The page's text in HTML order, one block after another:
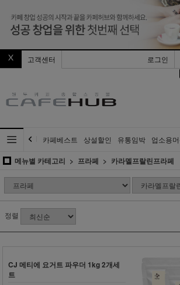
고객센터 로그인
카페베스트 상설할인 유통임박 업소용
메뉴별 카테고리 프라페 카라멜프랄린프라페
정렬
CJ 메티에 요거트 파우더 1kg 2개세
트